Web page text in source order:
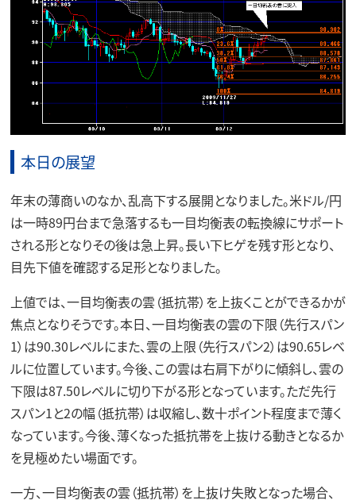
本日の展望
年末の薄商いのなか、乱高下する展開となりました。米ドル/円
は一時89円台まで急落するも一目均衡表の転換線にサポート
される形となりその後は急上昇。長い下ヒゲを残す形となり、
目先下値を確認する足形となりました。
上値では、一目均衡表の雲（抵抗帯）を上抜くことができるかが
焦点となりそうです。本日、一目均衡表の雲の下限（先行スパン
1）は90.30レベルにまた、雲の上限（先行スパン2）は90.65レベ
ルに位置しています。今後、この雲は右肩下がりに傾斜し、雲の
下限は87.50レベルに切り下がる形となっています。ただ先行
スパン1と2の幅（抵抗帯）は収縮し、数十ポイント程度まで薄く
なっています。今後、薄くなった抵抗帯を上抜ける動きとなるか
を見極めたい場面です。
一方、一目均衡表の雲（抵抗帯）を上抜け失敗となった場合、